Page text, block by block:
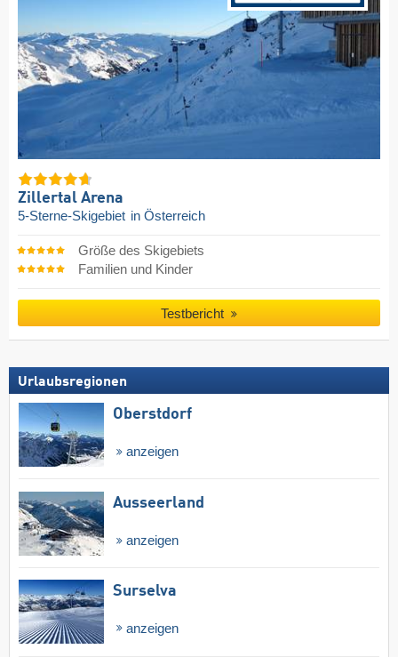
Zillertal Arena
5-Sterne-Skigebiet in Österreich
Größe des Skigebiets
Familien und Kinder
Testbericht
Urlaubsregionen
Oberstdorf
anzeigen
Ausseerland
anzeigen
Surselva
anzeigen